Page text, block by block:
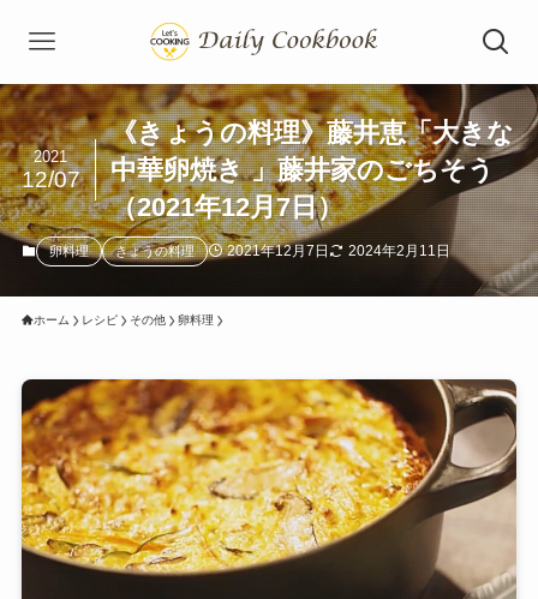
《きょうの料理》藤井恵「大きな
中華卵焼き 」藤井家のごちそう
（2021年12月7日）
2021
12/07
卵料理 きょうの料理 2021年12月7日 2024年2月11日
ホーム レシピ その他 卵料理